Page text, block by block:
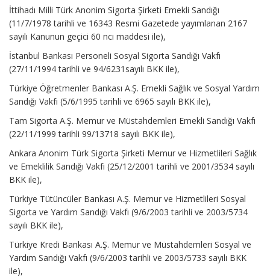
İttihadı Milli Türk Anonim Sigorta Şirketi Emekli Sandığı
(11/7/1978 tarihli ve 16343 Resmi Gazetede yayımlanan 2167
sayılı Kanunun geçici 60 ncı maddesi ile),
İstanbul Bankası Personeli Sosyal Sigorta Sandığı Vakfı
(27/11/1994 tarihli ve 94/6231sayılı BKK ile),
Türkiye Öğretmenler Bankası A.Ş. Emekli Sağlık ve Sosyal Yardım
Sandığı Vakfı (5/6/1995 tarihli ve 6965 sayılı BKK ile),
Tam Sigorta A.Ş. Memur ve Müstahdemleri Emekli Sandığı Vakfı
(22/11/1999 tarihli 99/13718 sayılı BKK ile),
Ankara Anonim Türk Sigorta Şirketi Memur ve Hizmetlileri Sağlık
ve Emeklilik Sandığı Vakfı (25/12/2001 tarihli ve 2001/3534 sayılı
BKK ile),
Türkiye Tütüncüler Bankası A.Ş. Memur ve Hizmetlileri Sosyal
Sigorta ve Yardım Sandığı Vakfı (9/6/2003 tarihli ve 2003/5734
sayılı BKK ile),
Türkiye Kredi Bankası A.Ş. Memur ve Müstahdemleri Sosyal ve
Yardım Sandığı Vakfı (9/6/2003 tarihli ve 2003/5733 sayılı BKK
ile),